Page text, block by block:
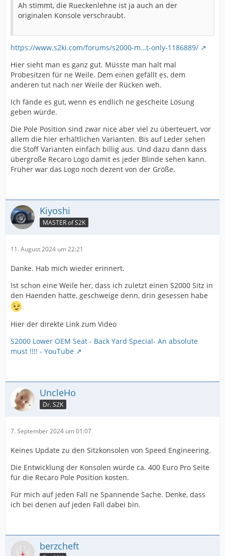
Ah stimmt, die Rueckenlehne ist ja auch an der
originalen Konsole verschraubt.
https://www.s2ki.com/forums/s2000-m…t-only-1186889/
Hier sieht man es ganz gut. Müsste man halt mal
Probesitzen für ne Weile. Dem einen gefällt es, dem
anderen tut nach ner Weile der Rücken weh.
Ich fände es gut, wenn es endlich ne gescheite Lösung
geben würde.
Die Pole Position sind zwar nice aber viel zu überteuert, vor
allem die hier erhältlichen Varianten. Bis auf Leder sehen
die Stoff Varianten einfach billig aus. Und dazu dann dass
übergroße Recaro Logo damit es jeder Blinde sehen kann.
Früher war das Logo noch dezent von der Größe.
Kiyoshi
MASTER of S2K
11. August 2024 um 22:21
Danke. Hab mich wieder erinnert.
Ist schon eine Weile her, dass ich zuletzt einen S2000 Sitz in
den Haenden hatte, geschweige denn, drin gesessen habe
Hier der direkte Link zum Video
S2000 Lower OEM Seat - Back Yard Special- An absolute
must !!!! - YouTube
UncleHo
Dr. S2K
7. September 2024 um 01:07
Keines Update zu den Sitzkonsolen von Speed Engineering.
Die Entwicklung der Konsolen würde ca. 400 Euro Pro Seite
für die Recaro Pole Position kosten.
Für mich auf jeden Fall ne Spannende Sache. Denke, dass
ich bei denen auf jeden Fall dabei bin.
berzcheft